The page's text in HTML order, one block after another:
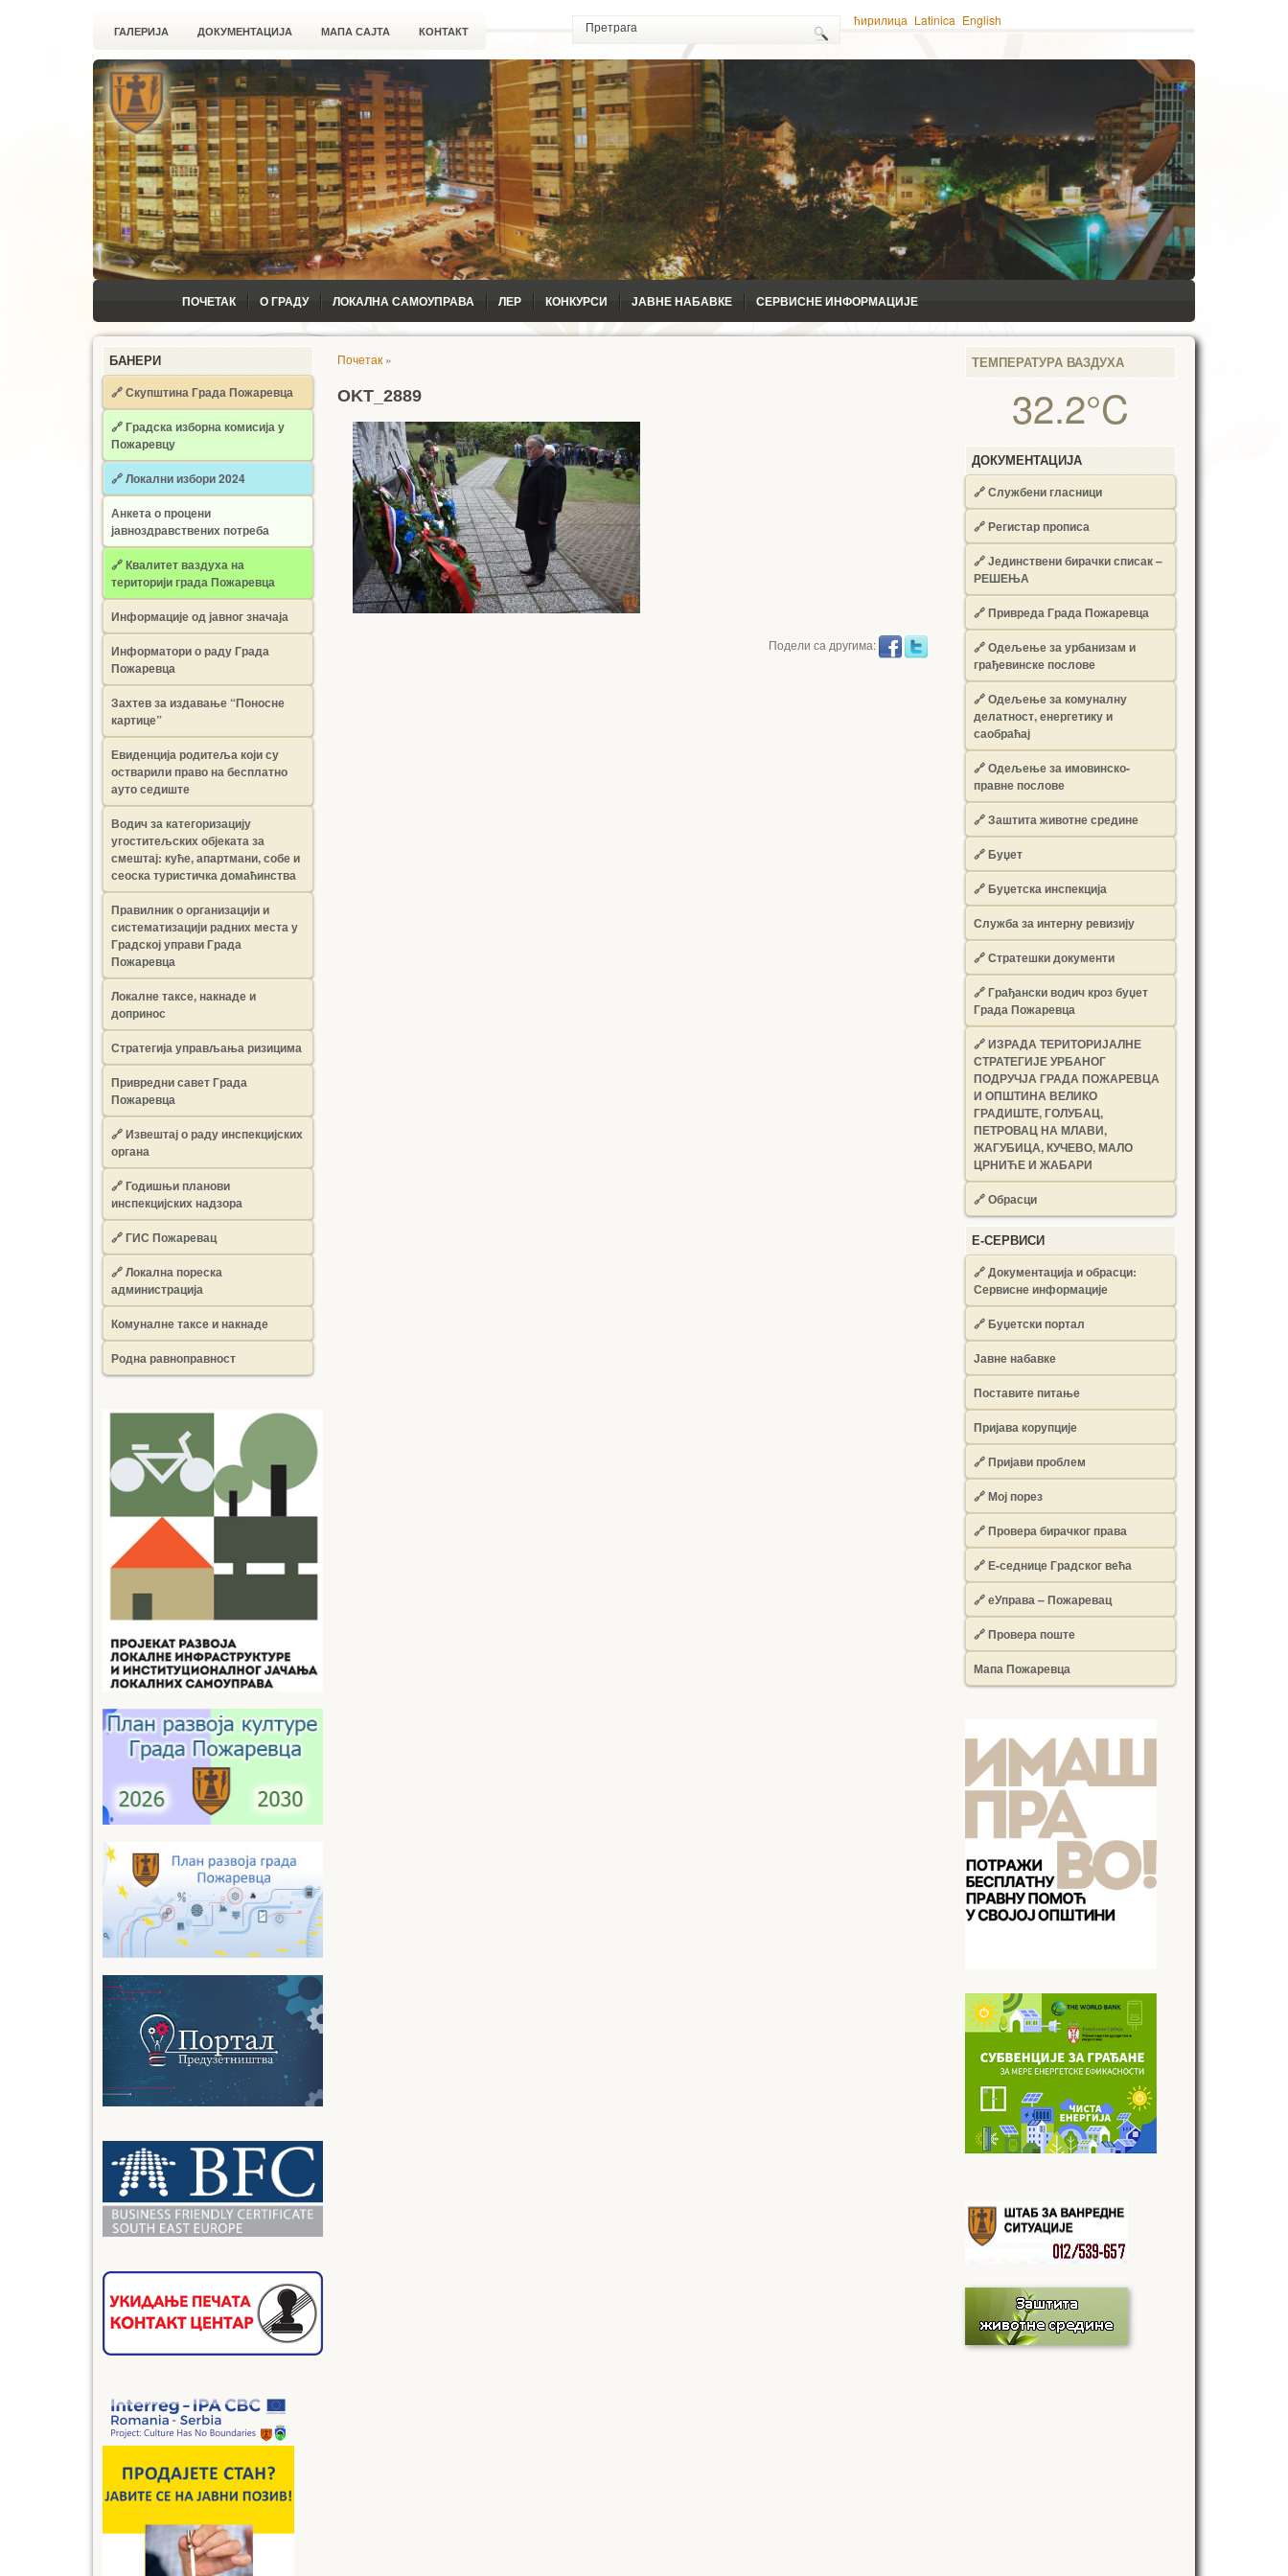
ГАЛЕРИЈА ДОКУМЕНТАЦИЈА МАПА САЈТА КОНТАКТ
ћирилица Latinica English
ПОЧЕТАК О ГРАДУ ЛОКАЛНА САМОУПРАВА ЛЕР КОНКУРСИ ЈАВНЕ НАБАВКЕ СЕРВИСНЕ ИНФОРМАЦИЈЕ
БАНЕРИ
🔗 Скупштина Града Пожаревца
🔗Градска изборна комисија у
Пожаревцу
🔗 Локални избори 2024
Анкета о процени
јавноздравствених потреба
🔗 Квалитет ваздуха на
територији града Пожаревца
Информације од јавног значаја
Информатори о раду Града
Пожаревца
Захтев за издавање “Поносне
картице”
Евиденција родитеља који су
остварили право на бесплатно
ауто седиште
Водич за категоризацију
угоститељских објеката за
смештај: куће, апартмани, собе и
сеоска туристичка домаћинства
Правилник о организацији и
систематизацији радних места у
Градској управи Града
Пожаревца
Локалне таксе, накнаде и
допринос
Стратегија управљања ризицима
Привредни савет Града
Пожаревца
🔗Извештај о раду инспекцијских
органа
🔗Годишњи планови
инспекцијских надзора
🔗 ГИС Пожаревац
🔗 Локална пореска
администрација
Комуналне таксе и накнаде
Родна равноправност
Почетак »
OKT_2889
Подели са другима:
ТЕМПЕРАТУРА ВАЗДУХА
32.2°C
ДОКУМЕНТАЦИЈА
🔗Службени гласници
🔗Регистар прописа
🔗Јединствени бирачки списак –
РЕШЕЊА
🔗Привреда Града Пожаревца
🔗Одељење за урбанизам и
грађевинске послове
🔗Одељење за комуналну
делатност, енергетику и
саобраћај
🔗Одељење за имовинско-
правне послове
🔗Заштита животне средине
🔗Буџет
🔗Буџетска инспекција
Служба за интерну ревизију
🔗Стратешки документи
🔗Грађански водич кроз буџет
Града Пожаревца
🔗ИЗРАДА ТЕРИТОРИЈАЛНЕ
СТРАТЕГИЈЕ УРБАНОГ
ПОДРУЧЈА ГРАДА ПОЖАРЕВЦА
И ОПШТИНА ВЕЛИКО
ГРАДИШТЕ, ГОЛУБАЦ,
ПЕТРОВАЦ НА МЛАВИ,
ЖАГУБИЦА, КУЧЕВО, МАЛО
ЦРНИЋЕ И ЖАБАРИ
🔗Обрасци
Е-СЕРВИСИ
🔗 Документација и обрасци:
Сервисне информације
🔗 Буџетски портал
Јавне набавке
Поставите питање
Пријава корупције
🔗 Пријави проблем
🔗 Мој порез
🔗 Провера бирачког права
🔗 Е-седнице Градског већа
🔗 еУправа – Пожаревац
🔗 Провера поште
Мапа Пожаревца